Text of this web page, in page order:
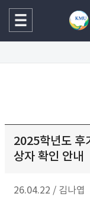
2025학년도 후
상자 확인 안내
26.04.22 / 김나엽